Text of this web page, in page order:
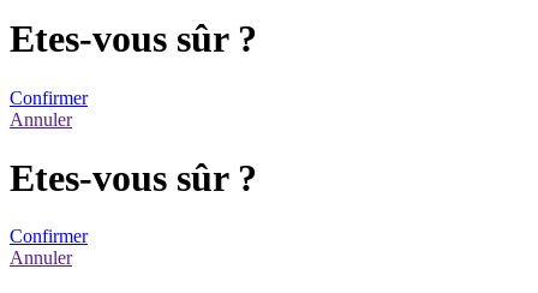
Etes-vous sûr ?
Confirmer
Annuler
Etes-vous sûr ?
Confirmer
Annuler